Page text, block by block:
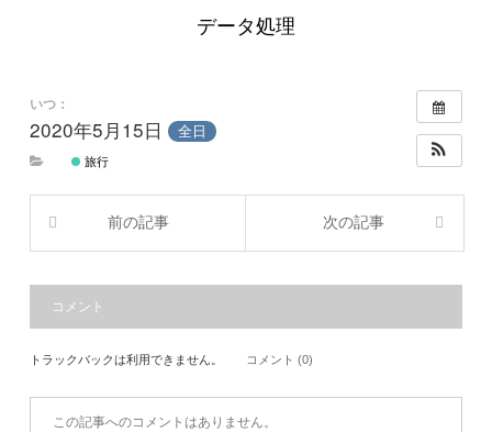
データ処理
いつ：
2020年5月15日 全日
旅行
前の記事 次の記事
コメント
トラックバックは利用できません。 コメント (0)
この記事へのコメントはありません。